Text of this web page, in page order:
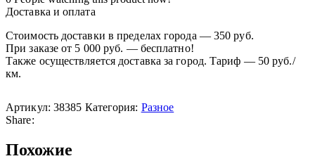
Доставка и оплата
Стоимость доставки в пределах города — 350 руб.
При заказе от 5 000 руб. — бесплатно!
Также осуществляется доставка за город. Тариф — 50 руб./
км.
Артикул: 38385 Категория: Разное
Share:
Похожие